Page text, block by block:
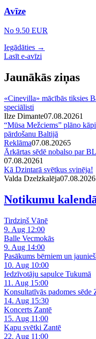
Avīze
No 9.50 EUR
Iegādāties →
Lasīt e-avīzi
Jaunākās ziņas
«Cinevilla» mācībās tiksies
speciālisti
Ilze Dimante07.08.20261
“Mūsa Mežciems” plāno
pārdošanu Baltijā
Reklāma07.08.20265
Ārkārtas sēdē nobalso par
07.08.20261
Kā Dzintarā svētkus svinēja!
Valda Dzelzkalēja07.08.2026
Notikumu
Tirdziņš Vānē
9. Aug 12:00
Balle Vecmokās
9. Aug 14:00
Pasākums bērniem un
10. Aug 10:00
Iedzīvotāju sapulce Tukumā
11. Aug 15:00
Konsultatīvās padomes sēde
14. Aug 15:30
Koncerts Zantē
15. Aug 11:00
Kapu svētki Zantē
22. Aug 11:00